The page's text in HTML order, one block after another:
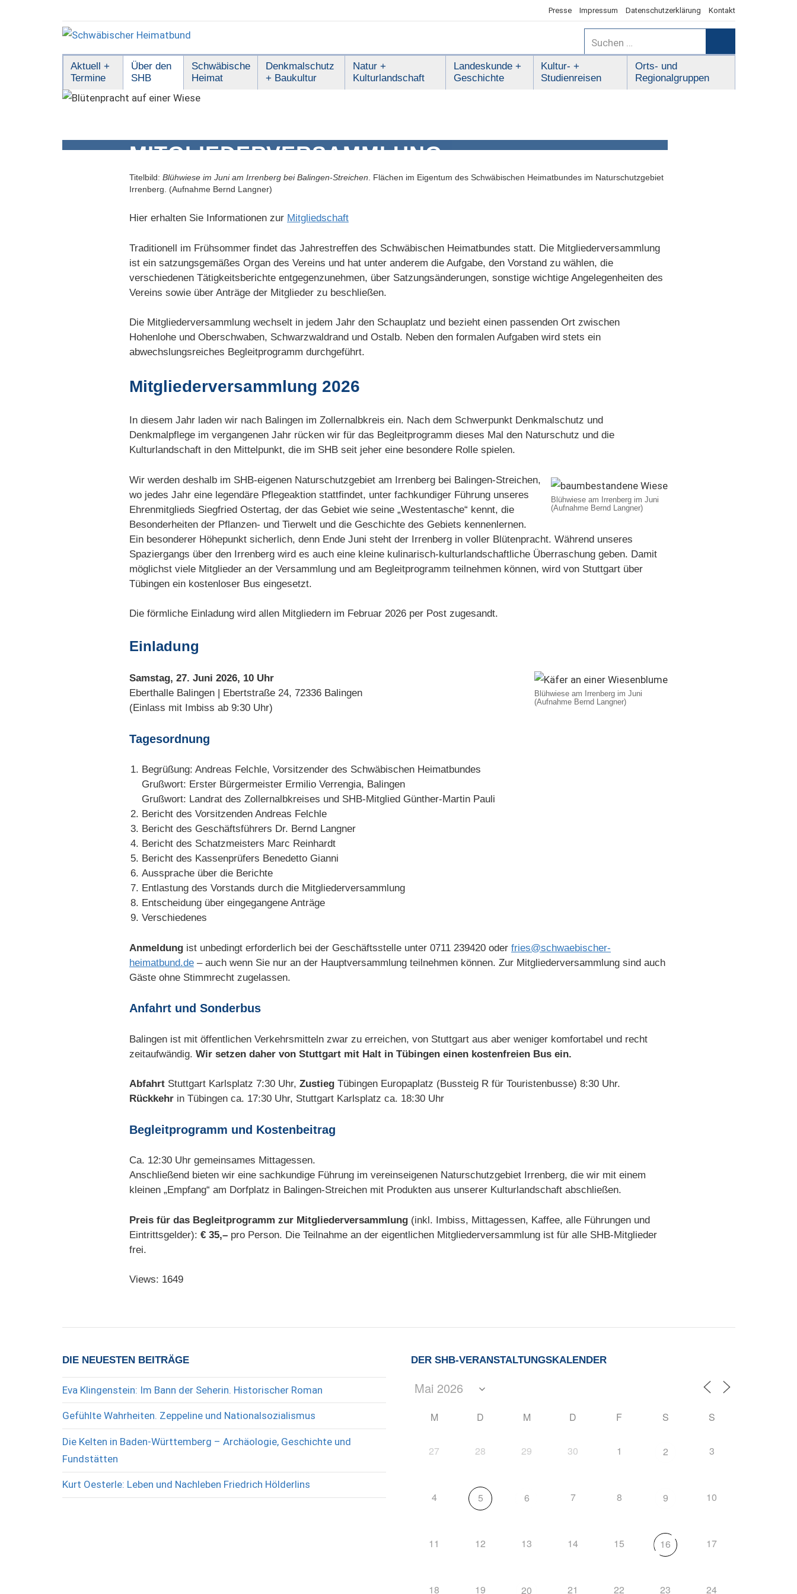
Presse Impressum Datenschutzerklärung Kontakt
Schwäbischer
Heimatbund
Suchen
nach:
Aktuell +
Termine
Über den
SHB
Schwäbische
Heimat
Denkmalschutz
+ Baukultur
Natur +
Kulturlandschaft
Landeskunde +
Geschichte
Kultur- +
Studienreisen
Orts- und
Regionalgruppen
MITGLIEDERVERSAMMLUNG
Titelbild: Blühwiese im Juni am Irrenberg bei Balingen-Streichen . Flächen im Eigentum des Schwäbischen Heimatbundes im Naturschutzgebiet
Irrenberg. (Aufnahme Bernd Langner)
Hier erhalten Sie Informationen zur Mitgliedschaft
Traditionell im Frühsommer findet das Jahrestreffen des Schwäbischen Heimatbundes statt. Die Mitgliederversammlung
ist ein satzungsgemäßes Organ des Vereins und hat unter anderem die Aufgabe, den Vorstand zu wählen, die
verschiedenen Tätigkeitsberichte entgegenzunehmen, über Satzungsänderungen, sonstige wichtige Angelegenheiten des
Vereins sowie über Anträge der Mitglieder zu beschließen.
Die Mitgliederversammlung wechselt in jedem Jahr den Schauplatz und bezieht einen passenden Ort zwischen
Hohenlohe und Oberschwaben, Schwarzwaldrand und Ostalb. Neben den formalen Aufgaben wird stets ein
abwechslungsreiches Begleitprogramm durchgeführt.
Mitgliederversammlung 2026
In diesem Jahr laden wir nach Balingen im Zollernalbkreis ein. Nach dem Schwerpunkt Denkmalschutz und
Denkmalpflege im vergangenen Jahr rücken wir für das Begleitprogramm dieses Mal den Naturschutz und die
Kulturlandschaft in den Mittelpunkt, die im SHB seit jeher eine besondere Rolle spielen.
Blühwiese am Irrenberg im Juni
(Aufnahme Bernd Langner)
Wir werden deshalb im SHB-eigenen Naturschutzgebiet am Irrenberg bei Balingen-Streichen,
wo jedes Jahr eine legendäre Pflegeaktion stattfindet, unter fachkundiger Führung unseres
Ehrenmitglieds Siegfried Ostertag, der das Gebiet wie seine „Westentasche“ kennt, die
Besonderheiten der Pflanzen- und Tierwelt und die Geschichte des Gebiets kennenlernen.
Ein besonderer Höhepunkt sicherlich, denn Ende Juni steht der Irrenberg in voller Blütenpracht. Während unseres
Spaziergangs über den Irrenberg wird es auch eine kleine kulinarisch-kulturlandschaftliche Überraschung geben. Damit
möglichst viele Mitglieder an der Versammlung und am Begleitprogramm teilnehmen können, wird von Stuttgart über
Tübingen ein kostenloser Bus eingesetzt.
Die förmliche Einladung wird allen Mitgliedern im Februar 2026 per Post zugesandt.
Einladung
Blühwiese am Irrenberg im Juni
(Aufnahme Bernd Langner)
Samstag, 27. Juni 2026, 10 Uhr
Eberthalle Balingen | Ebertstraße 24, 72336 Balingen
(Einlass mit Imbiss ab 9:30 Uhr)
Tagesordnung
Begrüßung: Andreas Felchle, Vorsitzender des Schwäbischen Heimatbundes
Grußwort: Erster Bürgermeister Ermilio Verrengia, Balingen
Grußwort: Landrat des Zollernalbkreises und SHB-Mitglied Günther-Martin Pauli
Bericht des Vorsitzenden Andreas Felchle
Bericht des Geschäftsführers Dr. Bernd Langner
Bericht des Schatzmeisters Marc Reinhardt
Bericht des Kassenprüfers Benedetto Gianni
Aussprache über die Berichte
Entlastung des Vorstands durch die Mitgliederversammlung
Entscheidung über eingegangene Anträge
Verschiedenes
Anmeldung ist unbedingt erforderlich bei der Geschäftsstelle unter 0711 239420 oder fries@schwaebischer-
heimatbund.de – auch wenn Sie nur an der Hauptversammlung teilnehmen können. Zur Mitgliederversammlung sind auch
Gäste ohne Stimmrecht zugelassen.
Anfahrt und Sonderbus
Balingen ist mit öffentlichen Verkehrsmitteln zwar zu erreichen, von Stuttgart aus aber weniger komfortabel und recht
zeitaufwändig. Wir setzen daher von Stuttgart mit Halt in Tübingen einen kostenfreien Bus ein.
Abfahrt Stuttgart Karlsplatz 7:30 Uhr, Zustieg Tübingen Europaplatz (Bussteig R für Touristenbusse) 8:30 Uhr.
Rückkehr in Tübingen ca. 17:30 Uhr, Stuttgart Karlsplatz ca. 18:30 Uhr
Begleitprogramm und Kostenbeitrag
Ca. 12:30 Uhr gemeinsames Mittagessen.
Anschließend bieten wir eine sachkundige Führung im vereinseigenen Naturschutzgebiet Irrenberg, die wir mit einem
kleinen „Empfang“ am Dorfplatz in Balingen-Streichen mit Produkten aus unserer Kulturlandschaft abschließen.
Preis für das Begleitprogramm zur Mitgliederversammlung (inkl. Imbiss, Mittagessen, Kaffee, alle Führungen und
Eintrittsgelder): € 35,– pro Person. Die Teilnahme an der eigentlichen Mitgliederversammlung ist für alle SHB-Mitglieder
frei.
Views: 1649
DIE NEUESTEN BEITRÄGE
Eva Klingenstein: Im Bann der Seherin. Historischer Roman
Gefühlte Wahrheiten. Zeppeline und Nationalsozialismus
Die Kelten in Baden-Württemberg – Archäologie, Geschichte und
Fundstätten
Kurt Oesterle: Leben und Nachleben Friedrich Hölderlins
DER SHB-VERANSTALTUNGSKALENDER
M D M D F S S
27 28 29 30 1 2 3
4 5 6 7 8 9 10
11 12 13 14 15 16 17
18 19 20 21 22 23 24